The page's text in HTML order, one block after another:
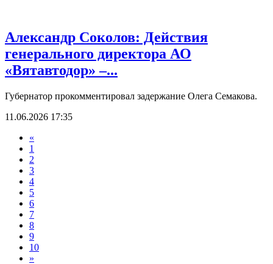
Александр Соколов: Действия
генерального директора АО
«Вятавтодор» –...
Губернатор прокомментировал задержание Олега Семакова.
11.06.2026 17:35
«
1
2
3
4
5
6
7
8
9
10
»